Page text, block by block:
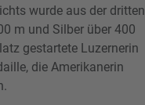
wurde aus der dritten
m und Silber über 400
gestartete Luzernerin
die Amerikanerin